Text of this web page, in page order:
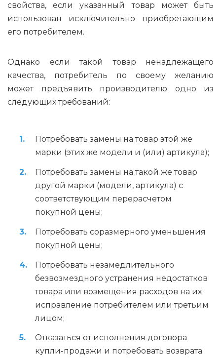
свойства, если указанный товар может быть
использован исключительно приобретающим
его потребителем.
Однако если такой товар ненадлежащего
качества, потребитель по своему желанию
может предъявить производителю одно из
следующих требований:
Потребовать замены на товар этой же
марки (этих же модели и (или) артикула);
Потребовать замены на такой же товар
другой марки (модели, артикула) с
соответствующим перерасчетом
покупной цены;
Потребовать соразмерного уменьшения
покупной цены;
Потребовать незамедлительного
безвозмездного устранения недостатков
товара или возмещения расходов на их
исправление потребителем или третьим
лицом;
Отказаться от исполнения договора
купли-продажи и потребовать возврата